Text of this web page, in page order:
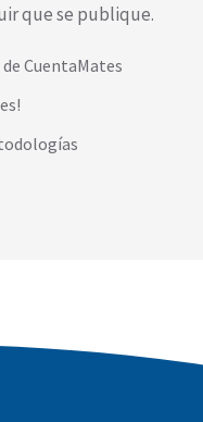
que se publique.
CuentaMates